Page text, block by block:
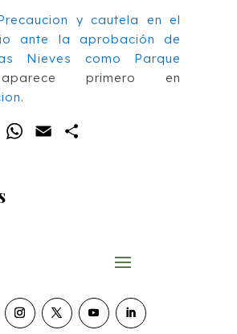
y cautela en el
ante la aprobación de
Nieves como Parque
primero en
.
FacebookWhatsApp
Email